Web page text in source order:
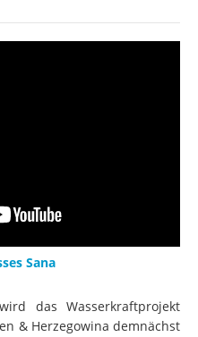
Sana
das Wasserkraftprojekt
& Herzegowina demnächst